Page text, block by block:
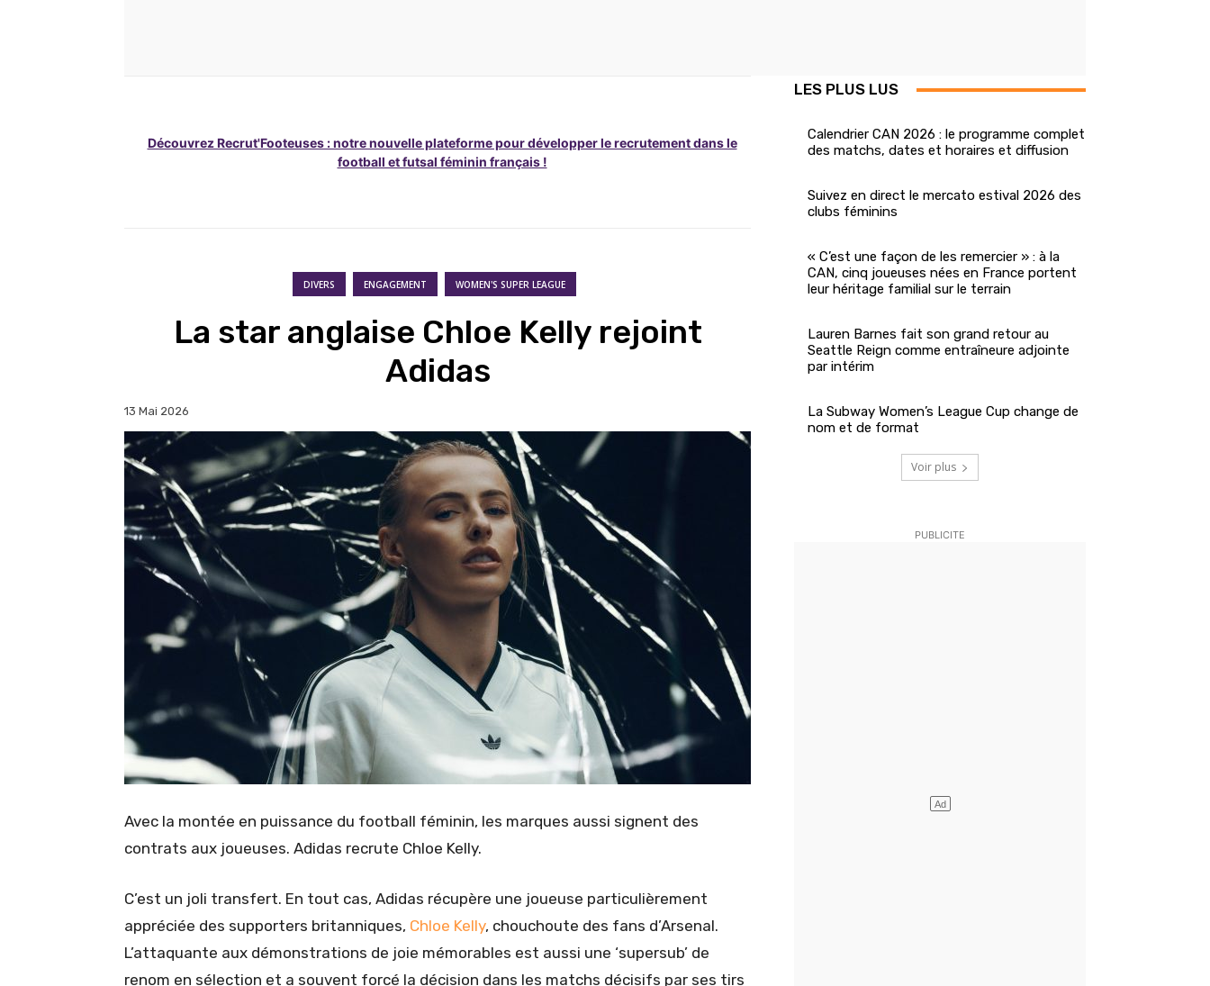
Découvrez Recrut'Footeuses : notre nouvelle plateforme pour développer le recrutement dans le
football et futsal féminin français !
DIVERS ENGAGEMENT WOMEN'S SUPER LEAGUE
La star anglaise Chloe Kelly rejoint
Adidas
13 Mai 2026
Avec la montée en puissance du football féminin, les marques aussi signent des
contrats aux joueuses. Adidas recrute Chloe Kelly.
C’est un joli transfert. En tout cas, Adidas récupère une joueuse particulièrement
appréciée des supporters britanniques, Chloe Kelly, chouchoute des fans d’Arsenal.
L’attaquante aux démonstrations de joie mémorables est aussi une ‘supersub’ de
renom en sélection et a souvent forcé la décision dans les matchs décisifs par ses tirs
LES PLUS LUS
Calendrier CAN 2026 : le programme complet
des matchs, dates et horaires et diffusion
Suivez en direct le mercato estival 2026 des
clubs féminins
« C’est une façon de les remercier » : à la
CAN, cinq joueuses nées en France portent
leur héritage familial sur le terrain
Lauren Barnes fait son grand retour au
Seattle Reign comme entraîneure adjointe
par intérim
La Subway Women’s League Cup change de
nom et de format
Voir plus